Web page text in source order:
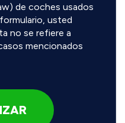
de coches usados
usted
no se refiere a
mencionados